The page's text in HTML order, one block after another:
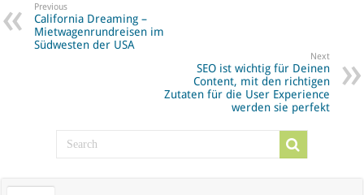
Previous
California Dreaming –
Mietwagenrundreisen im
Südwesten der USA
Next
SEO ist wichtig für Deinen
Content, mit den richtigen
Zutaten für die User Experience
werden sie perfekt